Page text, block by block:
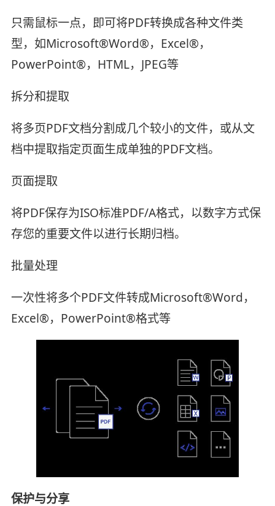
只需鼠标一点，即可将PDF转换成各种文件类
型，如Microsoft®Word®，Excel®，
PowerPoint®，HTML，JPEG等
拆分和提取
将多页PDF文档分割成几个较小的文件，或从文
档中提取指定页面生成单独的PDF文档。
页面提取
将PDF保存为ISO标准PDF/A格式，以数字方式保
存您的重要文件以进行长期归档。
批量处理
一次性将多个PDF文件转成Microsoft®Word，
Excel®，PowerPoint®格式等
保护与分享